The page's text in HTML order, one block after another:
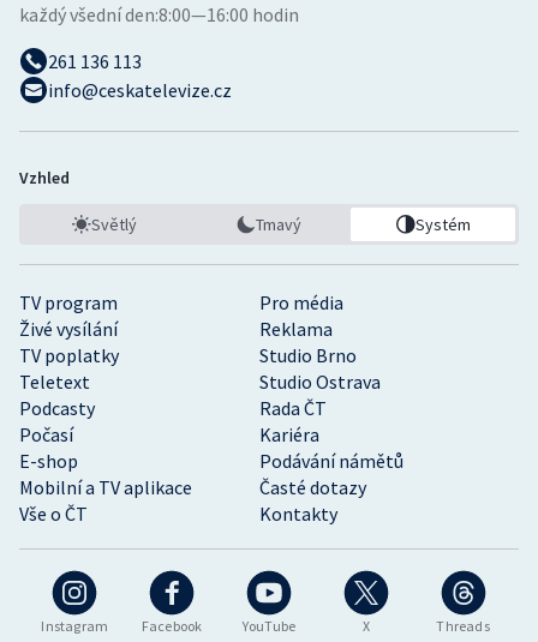
Instagram Facebook YouTube X Threads
TV program
Pro média
Živé vysílání
Reklama
TV poplatky
Studio Brno
Teletext
Studio Ostrava
Podcasty
Rada ČT
Počasí
Kariéra
E-shop
Podávání námětů
Mobilní a TV aplikace
Časté dotazy
Vše o ČT
Kontakty
každý všední den:8:00—16:00 hodin
261 136 113
info@ceskatelevize.cz
Vzhled
Světlý Tmavý Systém